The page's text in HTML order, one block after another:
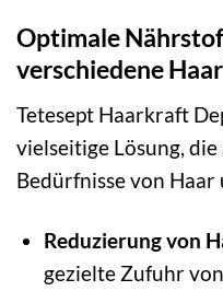
Optimale
verschiedene
Tetesept Haarkraft
vielseitige Lösung,
Bedürfnisse von
Reduzierung von
gezielte Zufuhr